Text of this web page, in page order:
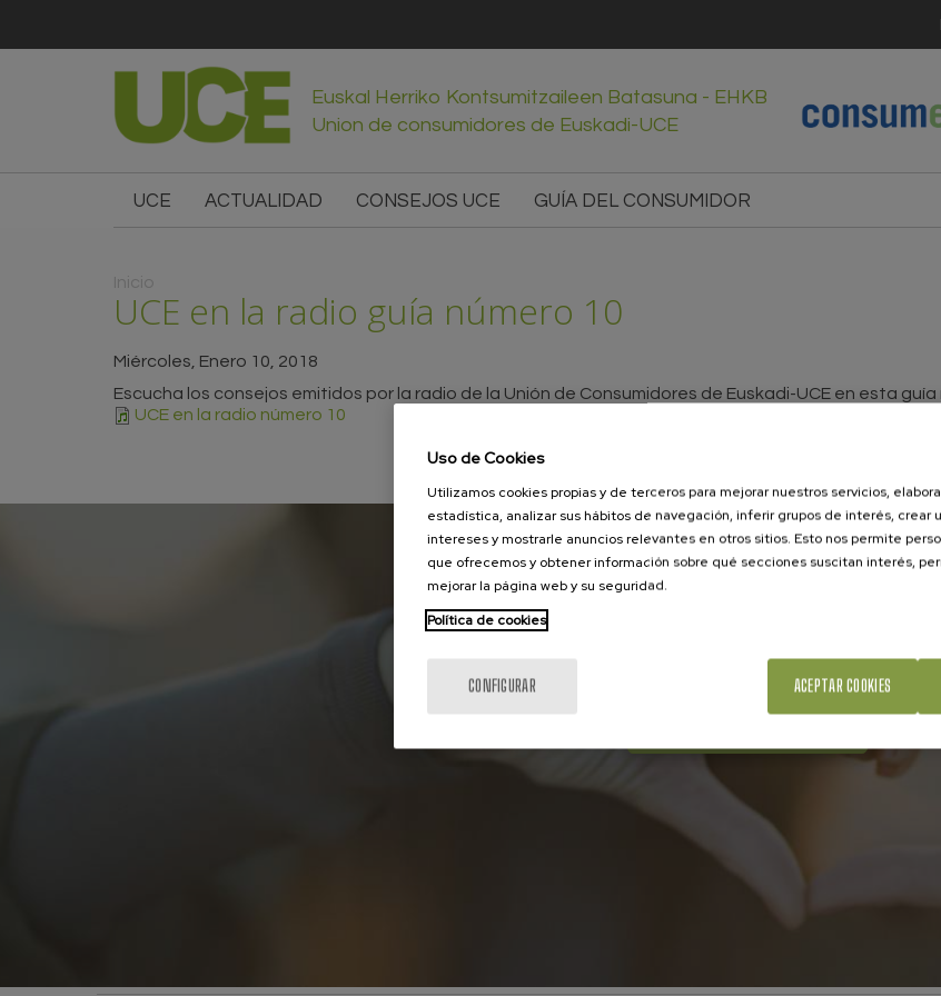
Euskal Herriko Kontsumitzaileen Batasuna - EHKB
Union de consumidores de Euskadi-UCE
UCE ACTUALIDAD CONSEJOS UCE GUÍA DEL CONSUMIDOR
Usted está aquí
Inicio
UCE en la radio guía número 10
Miércoles, Enero 10, 2018
Escucha los consejos emitidos por la radio de la Unión de Consumidores de Euskadi-UCE en esta guía
UCE en la radio número 10
Asóciate a la UCE
de los derechos de los consumidores
Uso de Cookies
Utilizamos cookies propias y de terceros para mejorar nuestros servicios,
estadística, analizar sus hábitos de navegación, inferir grupos de interés, crear
intereses y mostrarle anuncios relevantes en otros sitios. Esto nos permite
que ofrecemos y obtener información sobre qué secciones suscitan interés,
mejorar la página web y su seguridad.
Política de cookies
CONFIGURAR ACEPTAR COOKIES